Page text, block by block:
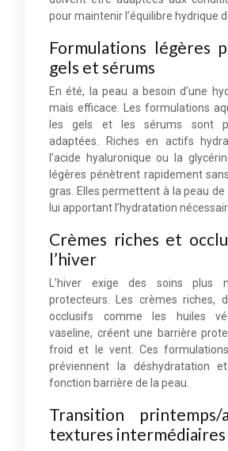
pour maintenir l’équilibre hydrique
Formulations légères
gels et sérums
En été, la peau a besoin d’une
mais efficace. Les formulations
les gels et les sérums sont
adaptées. Riches en actifs
l’acide hyaluronique ou la
légères pénètrent rapidement
gras. Elles permettent à la peau
lui apportant l’hydratation
Crèmes riches et
l’hiver
L’hiver exige des soins plus
protecteurs. Les crèmes riches,
occlusifs comme les huiles
vaseline, créent une barrière
froid et le vent. Ces
préviennent la déshydratation
fonction barrière de la peau.
Transition printemps/
textures intermédiaires